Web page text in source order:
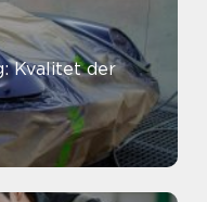
Kvalitet der